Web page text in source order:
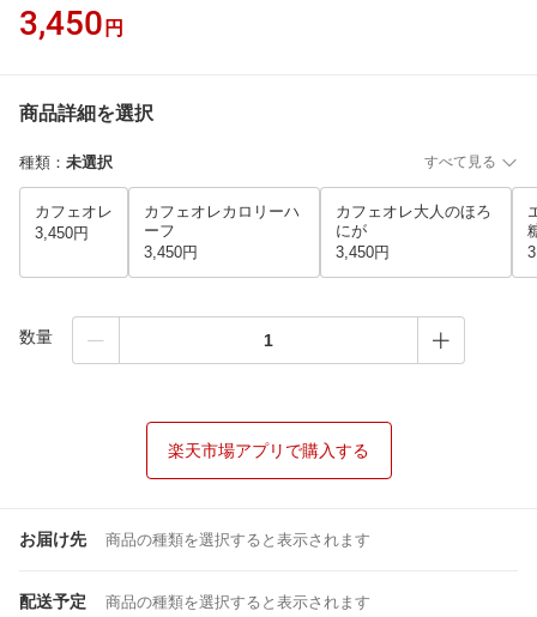
3,450 円
商品詳細を選択
種類 ： 未選択 すべて見る
カフェオレ
3,450円
カフェオレカロリーハ
ーフ
3,450円
カフェオレ大人のほろ
にが
3,450円
数量
楽天市場アプリで購入する
お届け先 商品の種類を選択すると表示されます
配送予定 商品の種類を選択すると表示されます